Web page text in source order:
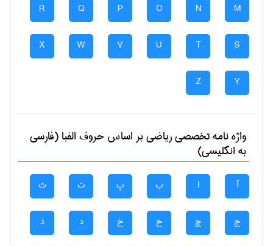
M
N
O
P
Q
R
S
T
U
V
W
X
Y
Z
واژه نامه تخصصیرياضیبر اساس حروف الفبا (فارسی
به انگلیسی)
آ ا ب پ ت ث
ج چ ح خ د ذ